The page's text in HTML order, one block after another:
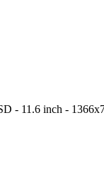
- 11.6 inch -